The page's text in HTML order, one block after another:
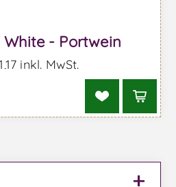
- Portwein
inkl. MwSt.